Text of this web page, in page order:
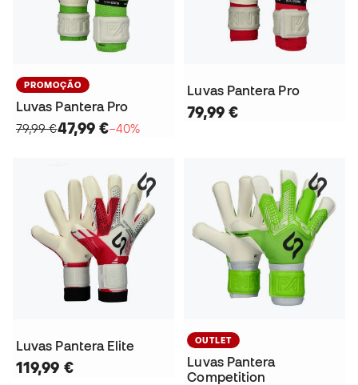
PROMOÇÃO
Luvas Pantera Pro
79,99 €47,99 €−40%
Luvas Pantera Pro
79,99 €
Luvas Pantera Elite
119,99 €
OUTLET
Luvas Pantera
Competition